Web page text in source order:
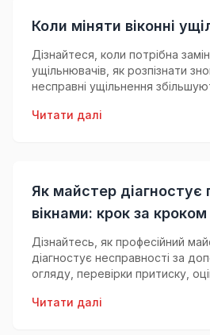
Коли міняти віконні
Дізнайтеся, коли потрібна
ущільнювачів, як розпізнати
несправні ущільнення
Читати далі
Як майстер діагностує
вікнами: крок за кроком
Дізнайтесь, як професійний
діагностує несправності за
огляду, перевірки притиску,
Читати далі